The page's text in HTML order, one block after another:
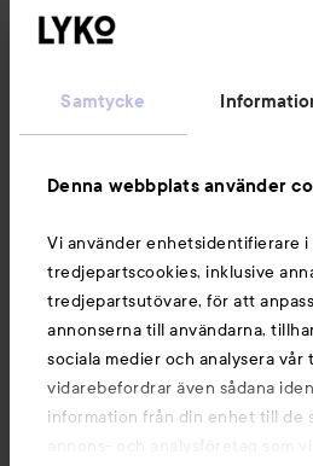
Samtycke
Denna webbplats använder
Vi använder enhetsidentifierare
tredjepartscookies, inklusive
tredjepartsutövare, för att
annonserna till användarna,
sociala medier och analysera vår
vidarebefordrar även sådana
information från din enhet till de
annons- och analysföretag som
Du kanske också gillar